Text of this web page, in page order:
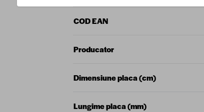
COD EAN
Producator
Dimensiune placa (cm)
Lungime placa (mm)